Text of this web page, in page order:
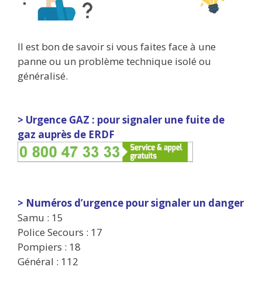
Il est bon de savoir si vous faites face à une
panne ou un problème technique isolé ou
généralisé.
> Urgence GAZ : pour signaler une fuite de
gaz auprès de ERDF
> Numéros d’urgence pour signaler un danger
Samu : 15
Police Secours : 17
Pompiers : 18
Général : 112